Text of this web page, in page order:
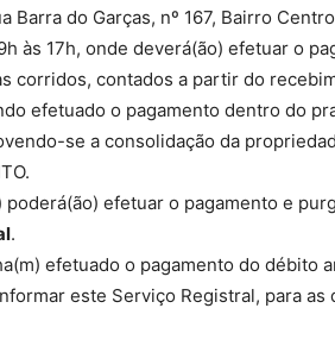
Barra do Garças, nº 167, Bairro
às 17h, onde deverá(ão) efetuar o
corridos, contados a partir do
o pagamento dentro do
se a consolidação da
efetuar o pagamento e
.
efetuado o pagamento do débito
este Serviço Registral, para as